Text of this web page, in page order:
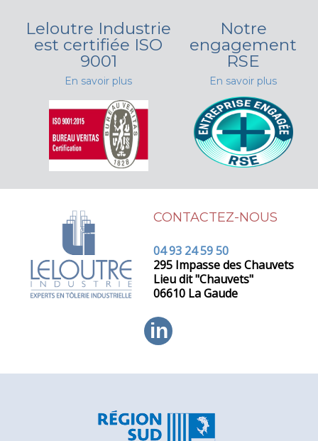
Leloutre Industrie
est certifiée ISO
9001
En savoir plus
Notre
engagement
RSE
En savoir plus
CONTACTEZ-NOUS
04 93 24 59 50
295 Impasse des Chauvets
Lieu dit "Chauvets"
06610 La Gaude
in